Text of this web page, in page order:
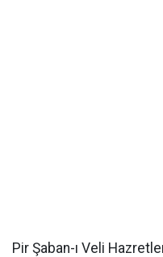
Pir Şaban-ı Veli